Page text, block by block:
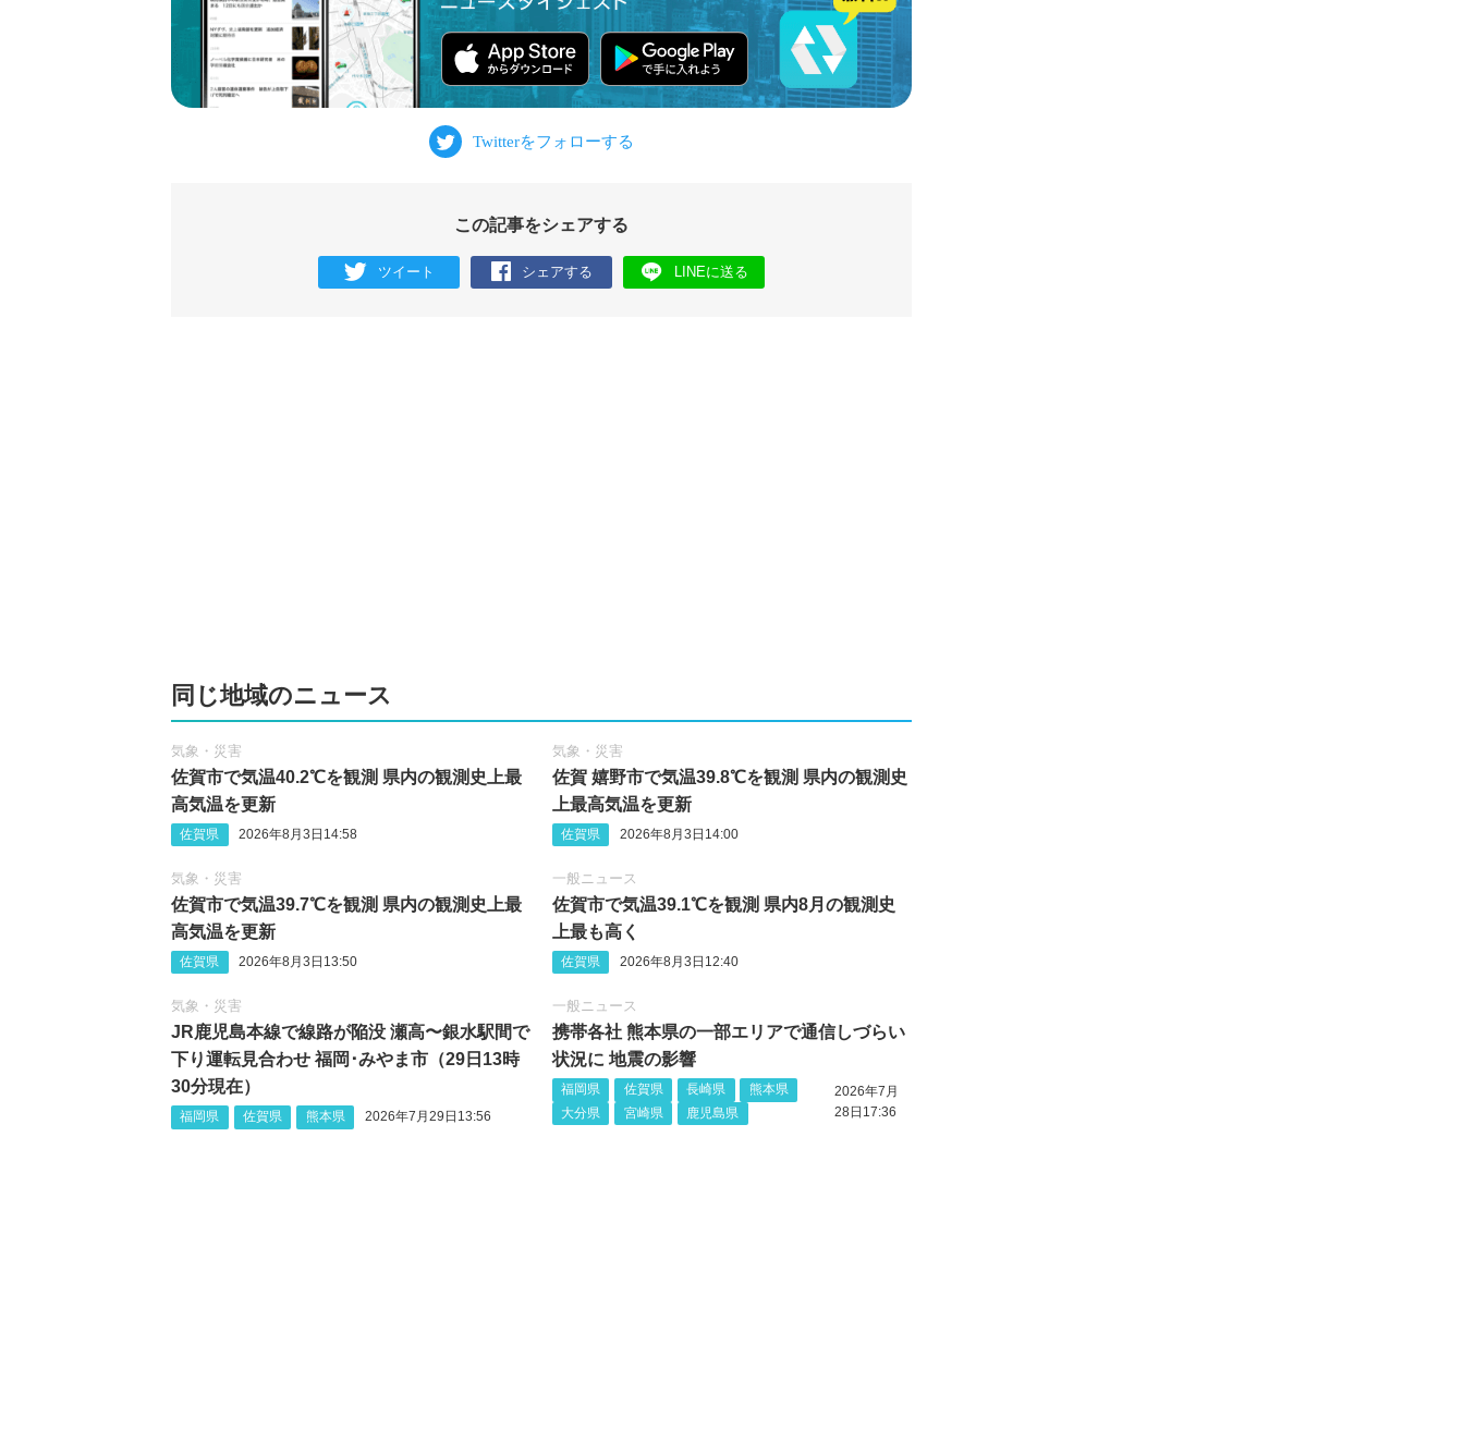
この記事をシェアする
ツイート シェアする LINEに送る
同じ地域のニュース
気象・災害
佐賀市で気温40.2℃を観測 県内の観測史上最
高気温を更新
佐賀県 2026年8月3日14:58
気象・災害
佐賀 嬉野市で気温39.8℃を観測 県内の観測史
上最高気温を更新
佐賀県 2026年8月3日14:00
気象・災害
佐賀市で気温39.7℃を観測 県内の観測史上最
高気温を更新
佐賀県 2026年8月3日13:50
一般ニュース
佐賀市で気温39.1℃を観測 県内8月の観測史
上最も高く
佐賀県 2026年8月3日12:40
気象・災害
JR鹿児島本線で線路が陥没 瀬高〜銀水駅間で
下り運転見合わせ 福岡･みやま市（29日13時
30分現在）
福岡県 佐賀県 熊本県 2026年7月29日13:56
一般ニュース
携帯各社 熊本県の一部エリアで通信しづらい
状況に 地震の影響
福岡県 佐賀県 長崎県
熊本県
大分県
宮崎県 鹿児島県
2026年7月
28日17:36